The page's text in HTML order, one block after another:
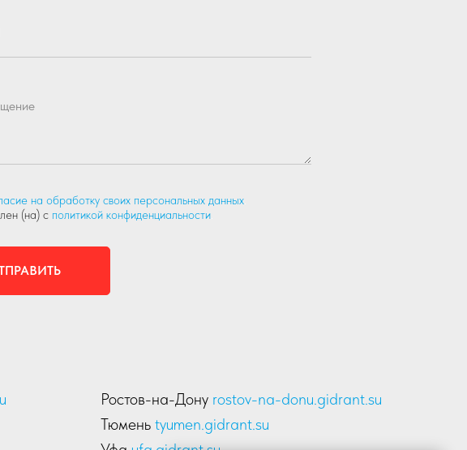
на обработку своих персональных данных
(на) с политикой конфиденциальности
Ростов-на-Дону rostov-na-donu.gidrant.su
Тюмень tyumen.gidrant.su